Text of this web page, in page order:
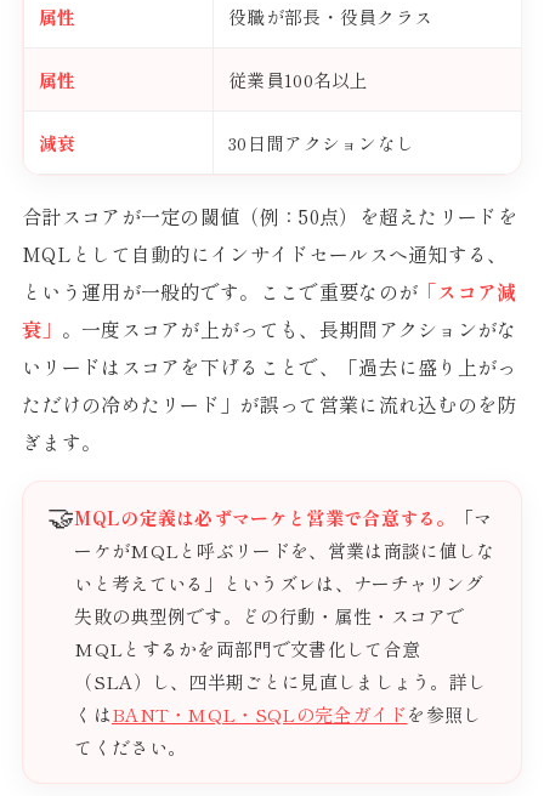
属性 役職が部長・役員クラス
属性 従業員100名以上
減衰 30日間アクションなし
合計スコアが一定の閾値（例：50点）を超えたリードを
MQLとして自動的にインサイドセールスへ通知する、
という運用が一般的です。ここで重要なのが 「スコア減
衰」 。一度スコアが上がっても、長期間アクションがな
いリードはスコアを下げることで、「過去に盛り上がっ
ただけの冷めたリード」が誤って営業に流れ込むのを防
ぎます。
🤝MQLの定義は必ずマーケと営業で合意する。
「マ
ーケがMQLと呼ぶリードを、営業は商談に値しな
いと考えている」というズレは、ナーチャリング
失敗の典型例です。どの行動・属性・スコアで
MQLとするかを両部門で文書化して合意
（SLA）し、四半期ごとに見直しましょう。詳し
くはBANT・MQL・SQLの完全ガイドを参照し
てください。